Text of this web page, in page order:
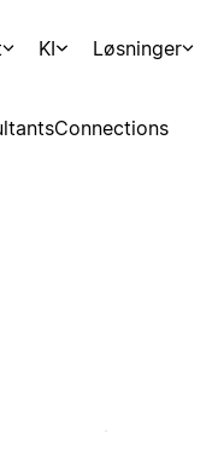
KI Løsninger
Connections